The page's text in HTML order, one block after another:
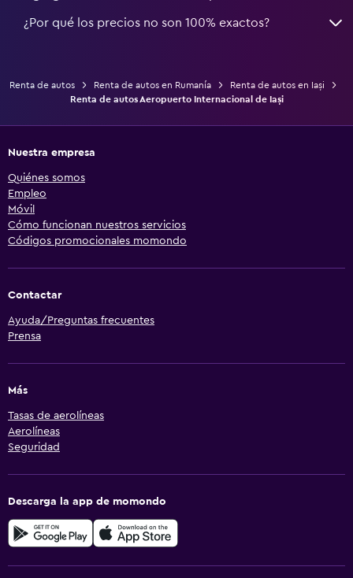
¿Por qué los precios no son 100% exactos?
Renta de autos Renta de autos en Rumanía
Renta de autos en Iași
Renta de autos Aeropuerto Internacional de Iași
Nuestra empresa
Quiénes somos
Empleo
Móvil
Cómo funcionan nuestros servicios
Códigos promocionales momondo
Contactar
Ayuda/Preguntas frecuentes
Prensa
Más
Tasas de aerolíneas
Aerolíneas
Seguridad
Descarga la app de momondo